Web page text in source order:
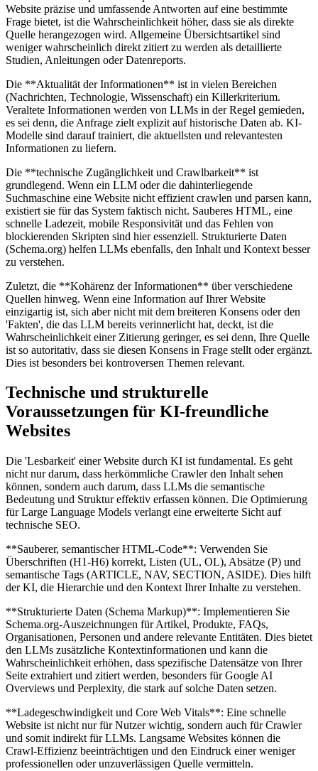
Website präzise und umfassende Antworten auf eine bestimmte
Frage bietet, ist die Wahrscheinlichkeit höher, dass sie als direkte
Quelle herangezogen wird. Allgemeine Übersichtsartikel sind
weniger wahrscheinlich direkt zitiert zu werden als detaillierte
Studien, Anleitungen oder Datenreports.
Die **Aktualität der Informationen** ist in vielen Bereichen
(Nachrichten, Technologie, Wissenschaft) ein Killerkriterium.
Veraltete Informationen werden von LLMs in der Regel gemieden,
es sei denn, die Anfrage zielt explizit auf historische Daten ab. KI-
Modelle sind darauf trainiert, die aktuellsten und relevantesten
Informationen zu liefern.
Die **technische Zugänglichkeit und Crawlbarkeit** ist
grundlegend. Wenn ein LLM oder die dahinterliegende
Suchmaschine eine Website nicht effizient crawlen und parsen kann,
existiert sie für das System faktisch nicht. Sauberes HTML, eine
schnelle Ladezeit, mobile Responsivität und das Fehlen von
blockierenden Skripten sind hier essenziell. Strukturierte Daten
(Schema.org) helfen LLMs ebenfalls, den Inhalt und Kontext besser
zu verstehen.
Zuletzt, die **Kohärenz der Informationen** über verschiedene
Quellen hinweg. Wenn eine Information auf Ihrer Website
einzigartig ist, sich aber nicht mit dem breiteren Konsens oder den
'Fakten', die das LLM bereits verinnerlicht hat, deckt, ist die
Wahrscheinlichkeit einer Zitierung geringer, es sei denn, Ihre Quelle
ist so autoritativ, dass sie diesen Konsens in Frage stellt oder ergänzt.
Dies ist besonders bei kontroversen Themen relevant.
Technische und strukturelle
Voraussetzungen für KI-freundliche
Websites
Die 'Lesbarkeit' einer Website durch KI ist fundamental. Es geht
nicht nur darum, dass herkömmliche Crawler den Inhalt sehen
können, sondern auch darum, dass LLMs die semantische
Bedeutung und Struktur effektiv erfassen können. Die Optimierung
für Large Language Models verlangt eine erweiterte Sicht auf
technische SEO.
**Sauberer, semantischer HTML-Code**: Verwenden Sie
Überschriften (H1-H6) korrekt, Listen (UL, OL), Absätze (P) und
semantische Tags (ARTICLE, NAV, SECTION, ASIDE). Dies hilft
der KI, die Hierarchie und den Kontext Ihrer Inhalte zu verstehen.
**Strukturierte Daten (Schema Markup)**: Implementieren Sie
Schema.org-Auszeichnungen für Artikel, Produkte, FAQs,
Organisationen, Personen und andere relevante Entitäten. Dies bietet
den LLMs zusätzliche Kontextinformationen und kann die
Wahrscheinlichkeit erhöhen, dass spezifische Datensätze von Ihrer
Seite extrahiert und zitiert werden, besonders für Google AI
Overviews und Perplexity, die stark auf solche Daten setzen.
**Ladegeschwindigkeit und Core Web Vitals**: Eine schnelle
Website ist nicht nur für Nutzer wichtig, sondern auch für Crawler
und somit indirekt für LLMs. Langsame Websites können die
Crawl-Effizienz beeinträchtigen und den Eindruck einer weniger
professionellen oder unzuverlässigen Quelle vermitteln.